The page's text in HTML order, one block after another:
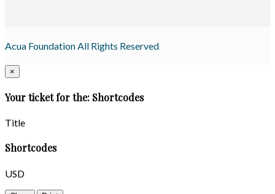
Acua Foundation All Rights Reserved
×
Your ticket for the: Shortcodes
Title
Shortcodes
USD